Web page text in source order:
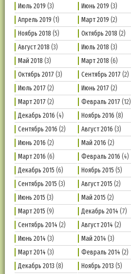
Июль 2019 (3) Июнь 2019 (3)
Апрель 2019 (1) Март 2019 (2)
Ноябрь 2018 (5) Октябрь 2018 (2)
Август 2018 (3) Июль 2018 (3)
Май 2018 (3) Март 2018 (6)
Октябрь 2017 (3) Сентябрь 2017 (2)
Июль 2017 (2) Июнь 2017 (2)
Март 2017 (2) Февраль 2017 (12)
Декабрь 2016 (4) Ноябрь 2016 (8)
Сентябрь 2016 (2) Август 2016 (3)
Июнь 2016 (2) Май 2016 (2)
Март 2016 (6) Февраль 2016 (4)
Декабрь 2015 (6) Ноябрь 2015 (5)
Сентябрь 2015 (3) Август 2015 (2)
Июнь 2015 (3) Май 2015 (2)
Март 2015 (9) Декабрь 2014 (7)
Сентябрь 2014 (2) Август 2014 (2)
Июнь 2014 (3) Май 2014 (3)
Март 2014 (3) Февраль 2014 (2)
Декабрь 2013 (8) Ноябрь 2013 (5)